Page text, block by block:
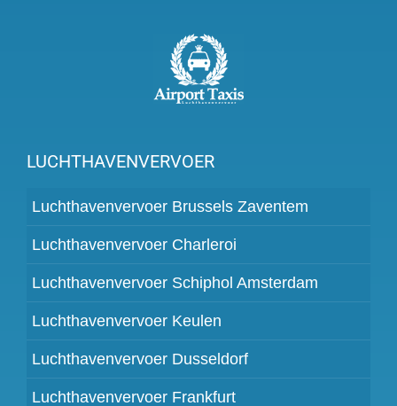
LUCHTHAVENVERVOER
Luchthavenvervoer Brussels Zaventem
Luchthavenvervoer Charleroi
Luchthavenvervoer Schiphol Amsterdam
Luchthavenvervoer Keulen
Luchthavenvervoer Dusseldorf
Luchthavenvervoer Frankfurt